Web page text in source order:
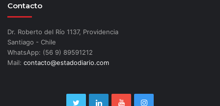
Contacto
Dr. Roberto del Río 1137, Providencia
Santiago - Chile
WhatsApp: (56 9) 89591212
Mail: contacto@estadodiario.com